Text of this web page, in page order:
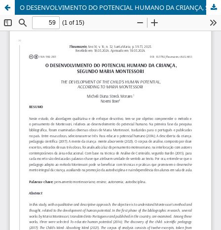
O DESENVOLVIMENTO DO POTENCIAL HUMANO DA CRIANÇA, SEGUNDO MARIA MONTESSORI